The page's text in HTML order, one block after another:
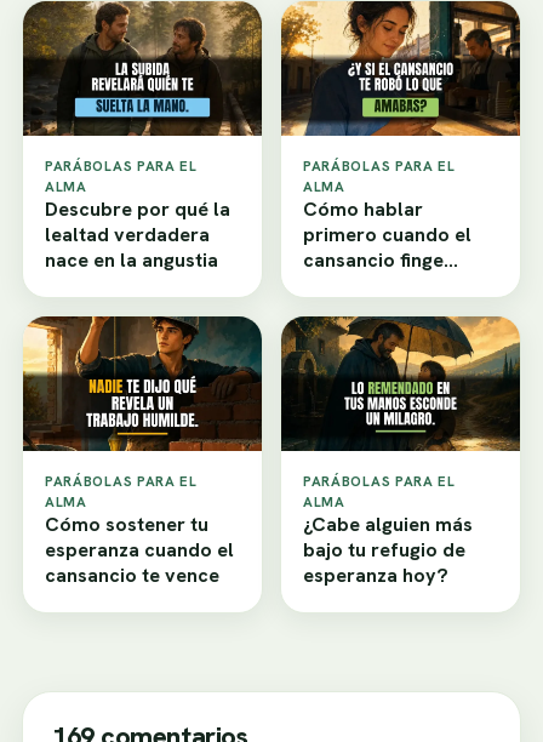
PARÁBOLAS PARA EL
ALMA
Descubre por qué la
lealtad verdadera
nace en la angustia
PARÁBOLAS PARA EL
ALMA
Cómo hablar
primero cuando el
cansancio finge
PARÁBOLAS PARA EL
ALMA
Cómo sostener tu
esperanza cuando el
cansancio te vence
PARÁBOLAS PARA EL
ALMA
¿Cabe alguien más
bajo tu refugio de
esperanza hoy?